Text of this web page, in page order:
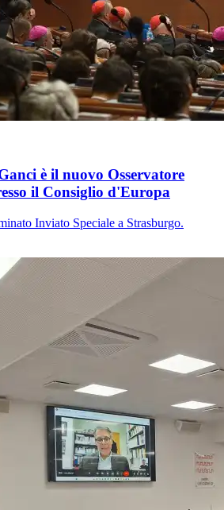
è il nuovo Osservatore
il Consiglio d'Europa
Inviato Speciale a Strasburgo.